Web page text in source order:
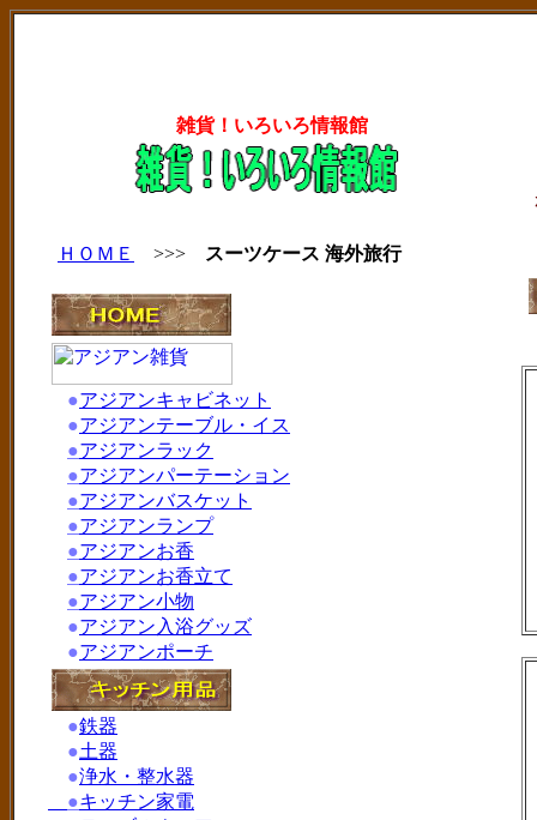
雑貨！いろいろ情報館
ＨＯＭＥ >>> スーツケース 海外旅行
●アジアンキャビネット
●アジアンテーブル・イス
●アジアンラック
●アジアンパーテーション
●アジアンバスケット
●アジアンランプ
●アジアンお香
●アジアンお香立て
●アジアン小物
●アジアン入浴グッズ
●アジアンポーチ
●鉄器
●土器
●浄水・整水器
●キッチン家電